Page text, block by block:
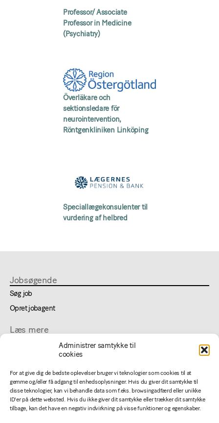
Administrer samtykke til
cookies
For at give dig de bedste oplevelser bruger vi teknologier som cookies til at
gemme og/eller få adgang til enhedsoplysninger. Hvis du giver dit samtykke til
disse teknologier, kan vi behandle data som f.eks. browsingadfærd eller unikke
ID'er på dette websted. Hvis du ikke giver dit samtykke eller trækker dit samtykke
tilbage, kan det have en negativ indvirkning på visse funktioner og egenskaber.
Professor/ Associate
Professor in Medicine
(Psychiatry)
Överläkare och
sektionsledare för
neurointervention,
Röntgenkliniken Linköping
Speciallægekonsulenter til
vurdering af helbred
Jobsøgende
Søg job
Opret jobagent
Læs mere
Cookie- og privatlivspolitik
For annoncører
Jobannoncering